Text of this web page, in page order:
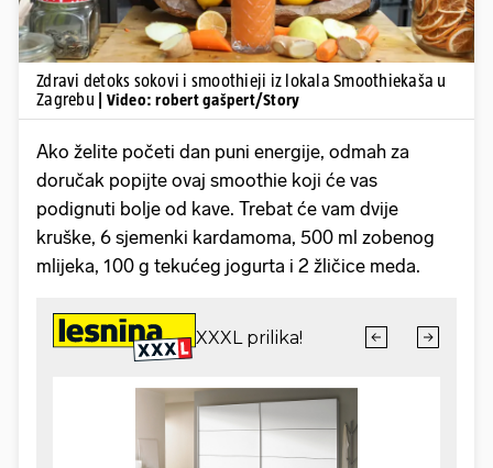
Zdravi detoks sokovi i smoothieji iz lokala Smoothiekaša u
Zagrebu
| Video: robert gašpert/Story
Ako želite početi dan puni energije, odmah za
doručak popijte ovaj smoothie koji će vas
podignuti bolje od kave. Trebat će vam dvije
kruške, 6 sjemenki kardamoma, 500 ml zobenog
mlijeka, 100 g tekućeg jogurta i 2 žličice meda.